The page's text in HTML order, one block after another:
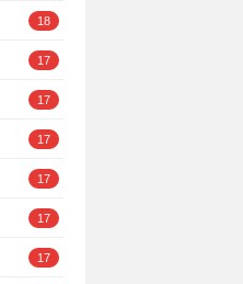
18
17
17
17
17
17
17